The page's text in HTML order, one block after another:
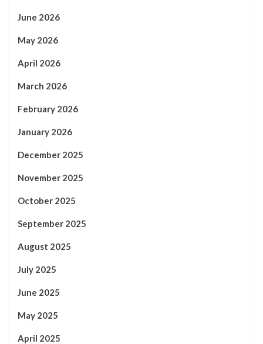
June 2026
May 2026
April 2026
March 2026
February 2026
January 2026
December 2025
November 2025
October 2025
September 2025
August 2025
July 2025
June 2025
May 2025
April 2025